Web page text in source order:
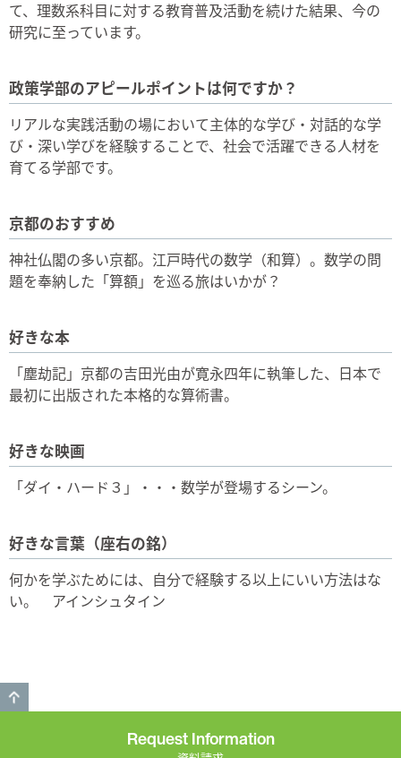
て、理数系科目に対する教育普及活動を続けた結果、今の
研究に至っています。
政策学部のアピールポイントは何ですか？
リアルな実践活動の場において主体的な学び・対話的な学
び・深い学びを経験することで、社会で活躍できる人材を
育てる学部です。
京都のおすすめ
神社仏閣の多い京都。江戸時代の数学（和算）。数学の問
題を奉納した「算額」を巡る旅はいかが？
好きな本
「塵劫記」京都の吉田光由が寛永四年に執筆した、日本で
最初に出版された本格的な算術書。
好きな映画
「ダイ・ハード３」・・・数学が登場するシーン。
好きな言葉（座右の銘）
何かを学ぶためには、自分で経験する以上にいい方法はな
い。 アインシュタイン
Request Information